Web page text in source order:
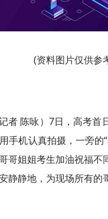
(资料图片仅供参
者 陈咏）7日，高考首
手机认真拍摄，一旁的
哥姐姐考生加油祝福
静静地，为现场所有的